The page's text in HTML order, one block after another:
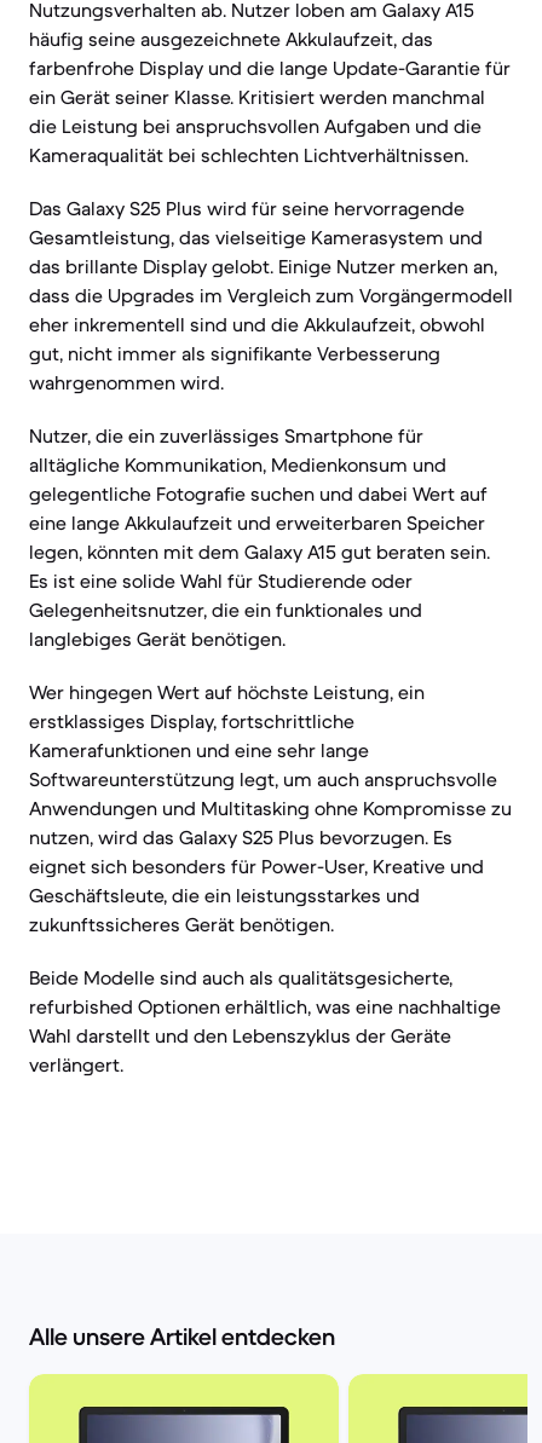
Nutzungsverhalten ab. Nutzer loben am Galaxy A15
häufig seine ausgezeichnete Akkulaufzeit, das
farbenfrohe Display und die lange Update-Garantie für
ein Gerät seiner Klasse. Kritisiert werden manchmal
die Leistung bei anspruchsvollen Aufgaben und die
Kameraqualität bei schlechten Lichtverhältnissen.
Das Galaxy S25 Plus wird für seine hervorragende
Gesamtleistung, das vielseitige Kamerasystem und
das brillante Display gelobt. Einige Nutzer merken an,
dass die Upgrades im Vergleich zum Vorgängermodell
eher inkrementell sind und die Akkulaufzeit, obwohl
gut, nicht immer als signifikante Verbesserung
wahrgenommen wird.
Nutzer, die ein zuverlässiges Smartphone für
alltägliche Kommunikation, Medienkonsum und
gelegentliche Fotografie suchen und dabei Wert auf
eine lange Akkulaufzeit und erweiterbaren Speicher
legen, könnten mit dem Galaxy A15 gut beraten sein.
Es ist eine solide Wahl für Studierende oder
Gelegenheitsnutzer, die ein funktionales und
langlebiges Gerät benötigen.
Wer hingegen Wert auf höchste Leistung, ein
erstklassiges Display, fortschrittliche
Kamerafunktionen und eine sehr lange
Softwareunterstützung legt, um auch anspruchsvolle
Anwendungen und Multitasking ohne Kompromisse zu
nutzen, wird das Galaxy S25 Plus bevorzugen. Es
eignet sich besonders für Power-User, Kreative und
Geschäftsleute, die ein leistungsstarkes und
zukunftssicheres Gerät benötigen.
Beide Modelle sind auch als qualitätsgesicherte,
refurbished Optionen erhältlich, was eine nachhaltige
Wahl darstellt und den Lebenszyklus der Geräte
verlängert.
Alle unsere Artikel entdecken